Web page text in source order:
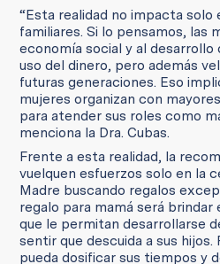
“Esta realidad no impacta solo
familiares. Si lo pensamos, las
economía social y al
uso del dinero, pero además
futuras generaciones. Eso
mujeres organizan con
para atender sus roles como
menciona la Dra. Cubas.
Frente a esta realidad, la
vuelquen esfuerzos solo en la
Madre buscando regalos
regalo para mamá será
que le permitan desarrollarse
sentir que descuida a sus hijos.
pueda dosificar sus tiempos y